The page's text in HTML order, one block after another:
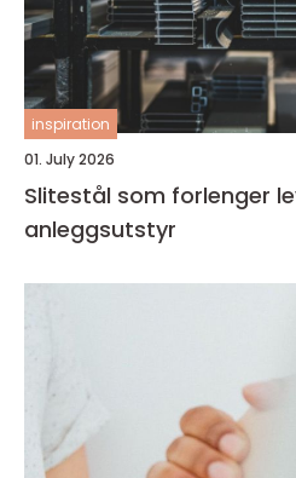
inspiration
01. July 2026
Slitestål som forlenger
anleggsutstyr